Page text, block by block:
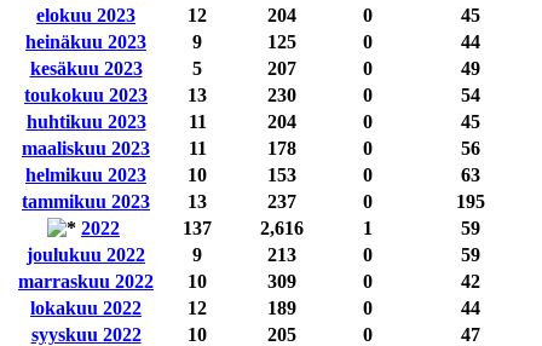
elokuu 2023
12 204 0
45
heinäkuu 2023
9 125 0
44
kesäkuu 2023
5 207 0
49
toukokuu 2023
13 230 0
54
huhtikuu 2023
11 204 0
45
maaliskuu 2023
11 178 0
56
helmikuu 2023
10 153 0
63
tammikuu 2023
13 237 0
195
2022
137 2,616 1
59
joulukuu 2022
9 213 0
59
marraskuu 2022
10 309 0
42
lokakuu 2022
12 189 0
44
syyskuu 2022
10 205 0
47